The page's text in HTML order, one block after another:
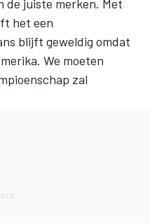
de juiste merken. Met
het een
blijft geweldig omdat
We moeten
zal